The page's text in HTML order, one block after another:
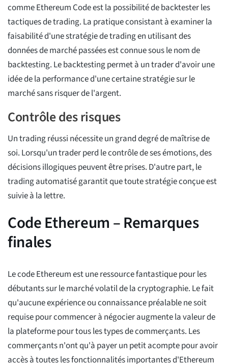
comme Ethereum Code est la possibilité de backtester les
tactiques de trading. La pratique consistant à examiner la
faisabilité d'une stratégie de trading en utilisant des
données de marché passées est connue sous le nom de
backtesting. Le backtesting permet à un trader d'avoir une
idée de la performance d'une certaine stratégie sur le
marché sans risquer de l'argent.
Contrôle des risques
Un trading réussi nécessite un grand degré de maîtrise de
soi. Lorsqu'un trader perd le contrôle de ses émotions, des
décisions illogiques peuvent être prises. D'autre part, le
trading automatisé garantit que toute stratégie conçue est
suivie à la lettre.
Code Ethereum – Remarques
finales
Le code Ethereum est une ressource fantastique pour les
débutants sur le marché volatil de la cryptographie. Le fait
qu'aucune expérience ou connaissance préalable ne soit
requise pour commencer à négocier augmente la valeur de
la plateforme pour tous les types de commerçants. Les
commerçants n'ont qu'à payer un petit acompte pour avoir
accès à toutes les fonctionnalités importantes d'Ethereum